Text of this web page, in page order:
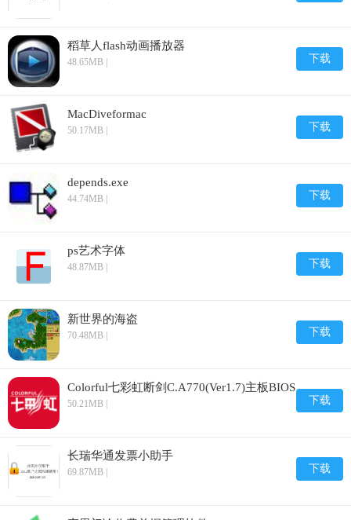
稻草人flash动画播放器
48.65MB | 下载
MacDiveformac
50.17MB | 下载
depends.exe
44.74MB | 下载
ps艺术字体
48.87MB | 下载
新世界的海盗
70.48MB | 下载
Colorful七彩虹断剑C.A770(Ver1.7)主板BIOS
50.21MB | 下载
长瑞华通发票小助手
69.87MB | 下载